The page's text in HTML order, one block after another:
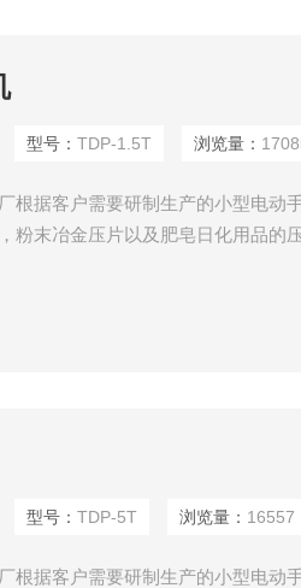
型号：TDP-1.5T 浏览量：
根据客户需要研制生产的小型电动
粉末冶金压片以及肥皂日化用品的
型号：TDP-5T 浏览量： 16557
根据客户需要研制生产的小型电动